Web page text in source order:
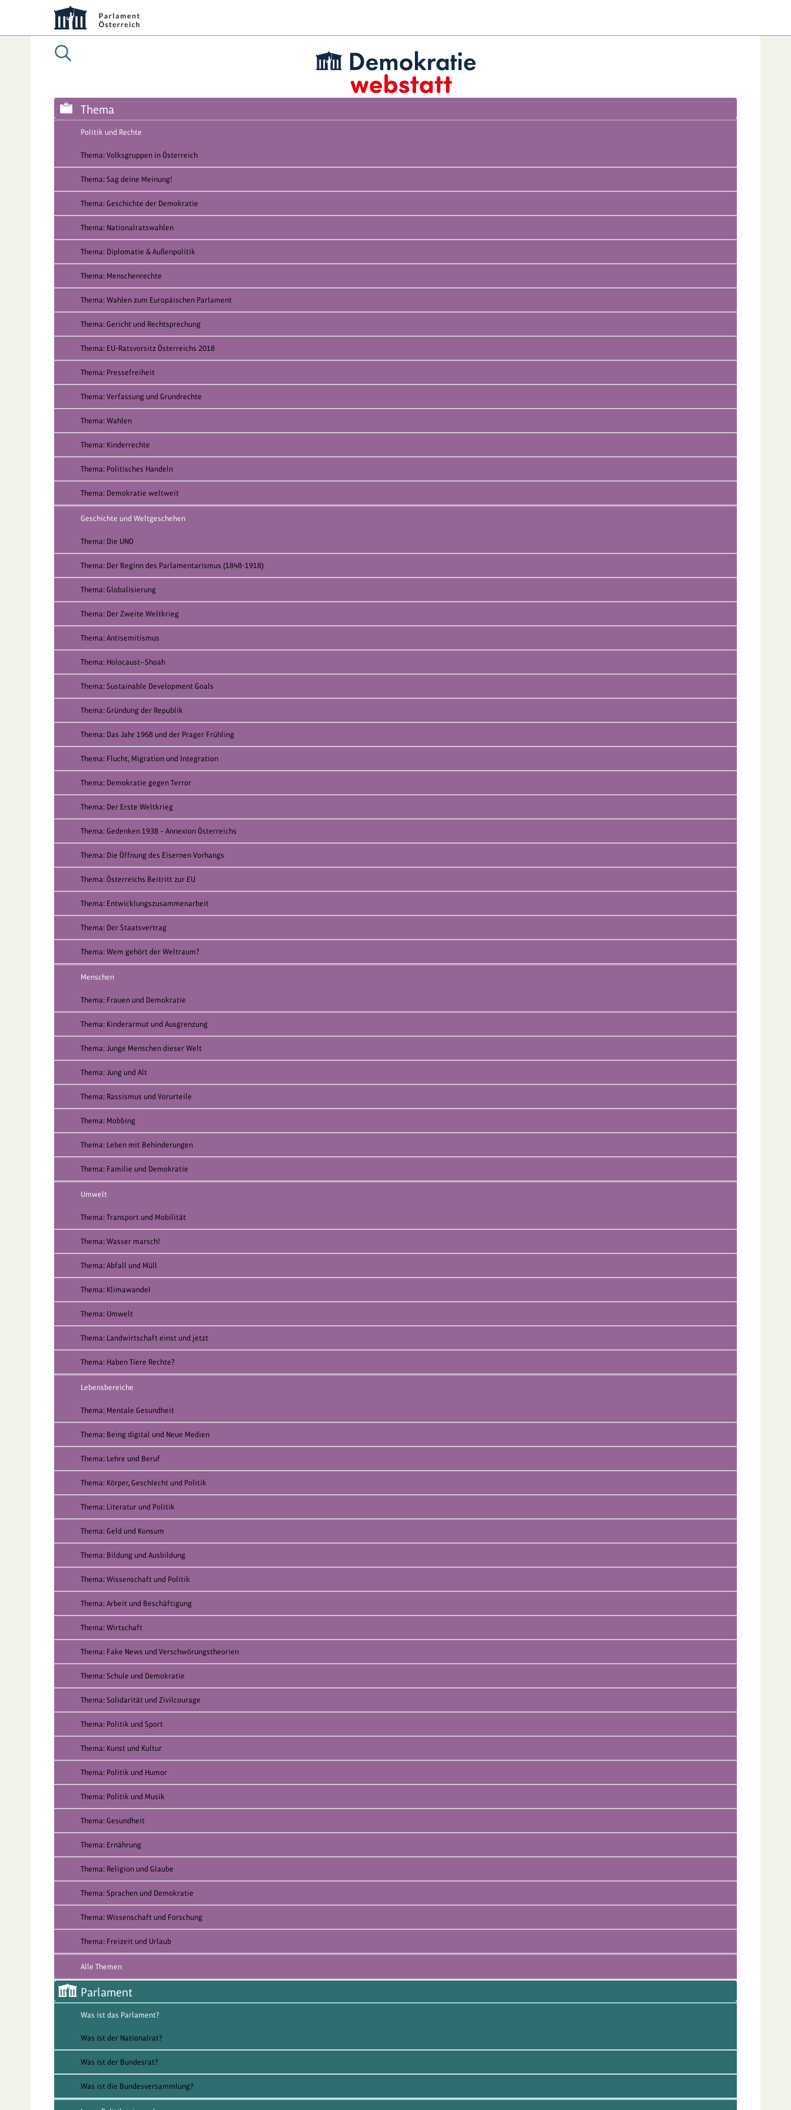
Thema
Politik und Rechte
Thema: Volksgruppen in Österreich
Thema: Sag deine Meinung!
Thema: Geschichte der Demokratie
Thema: Nationalratswahlen
Thema: Diplomatie & Außenpolitik
Thema: Menschenrechte
Thema: Wahlen zum Europäischen Parlament
Thema: Gericht und Rechtsprechung
Thema: EU-Ratsvorsitz Österreichs 2018
Thema: Pressefreiheit
Thema: Verfassung und Grundrechte
Thema: Wahlen
Thema: Kinderrechte
Thema: Politisches Handeln
Thema: Demokratie weltweit
Geschichte und Weltgeschehen
Thema: Die UNO
Thema: Der Beginn des Parlamentarismus (1848-1918)
Thema: Globalisierung
Thema: Der Zweite Weltkrieg
Thema: Antisemitismus
Thema: Holocaust—Shoah
Thema: Sustainable Development Goals
Thema: Gründung der Republik
Thema: Das Jahr 1968 und der Prager Frühling
Thema: Flucht, Migration und Integration
Thema: Demokratie gegen Terror
Thema: Der Erste Weltkrieg
Thema: Gedenken 1938 – Annexion Österreichs
Thema: Die Öffnung des Eisernen Vorhangs
Thema: Österreichs Beitritt zur EU
Thema: Entwicklungszusammenarbeit
Thema: Der Staatsvertrag
Thema: Wem gehört der Weltraum?
Menschen
Thema: Frauen und Demokratie
Thema: Kinderarmut und Ausgrenzung
Thema: Junge Menschen dieser Welt
Thema: Jung und Alt
Thema: Rassismus und Vorurteile
Thema: Mobbing
Thema: Leben mit Behinderungen
Thema: Familie und Demokratie
Umwelt
Thema: Transport und Mobilität
Thema: Wasser marsch!
Thema: Abfall und Müll
Thema: Klimawandel
Thema: Umwelt
Thema: Landwirtschaft einst und jetzt
Thema: Haben Tiere Rechte?
Lebensbereiche
Thema: Mentale Gesundheit
Thema: Being digital und Neue Medien
Thema: Lehre und Beruf
Thema: Körper, Geschlecht und Politik
Thema: Literatur und Politik
Thema: Geld und Konsum
Thema: Bildung und Ausbildung
Thema: Wissenschaft und Politik
Thema: Arbeit und Beschäftigung
Thema: Wirtschaft
Thema: Fake News und Verschwörungstheorien
Thema: Schule und Demokratie
Thema: Solidarität und Zivilcourage
Thema: Politik und Sport
Thema: Kunst und Kultur
Thema: Politik und Humor
Thema: Politik und Musik
Thema: Gesundheit
Thema: Ernährung
Thema: Religion und Glaube
Thema: Sprachen und Demokratie
Thema: Wissenschaft und Forschung
Thema: Freizeit und Urlaub
Alle Themen
Parlament
Was ist das Parlament?
Was ist der Nationalrat?
Was ist der Bundesrat?
Was ist die Bundesversammlung?